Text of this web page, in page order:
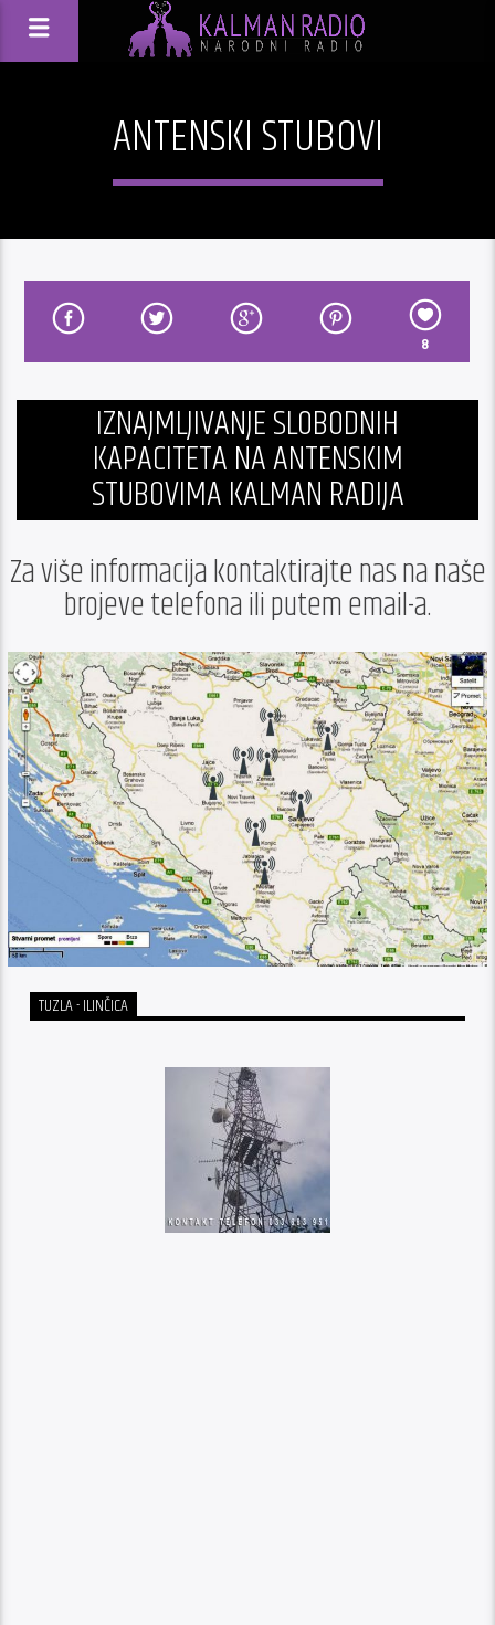
ANTENSKI STUBOVI
8
IZNAJMLJIVANJE SLOBODNIH
KAPACITETA NA ANTENSKIM
STUBOVIMA KALMAN RADIJA
Za više informacija kontaktirajte nas na naše
brojeve telefona ili putem email-a.
TUZLA - ILINČICA